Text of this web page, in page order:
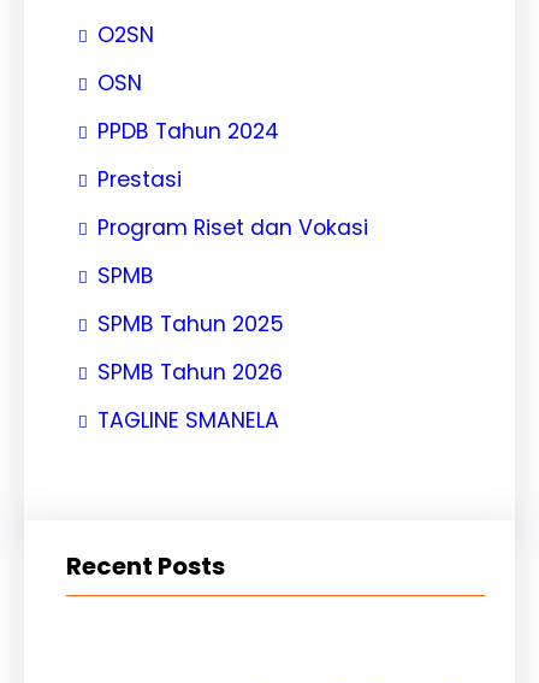
O2SN
OSN
PPDB Tahun 2024
Prestasi
Program Riset dan Vokasi
SPMB
SPMB Tahun 2025
SPMB Tahun 2026
TAGLINE SMANELA
Recent Posts